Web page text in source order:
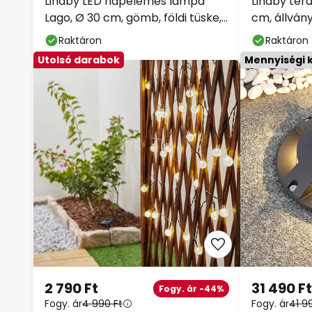
Lago, Ø 30 cm, gömb, földi tüske,
fehér
Raktáron
cm,
Raktáron
Utolsó darabok
2 790 Ft Fogy. ár -44%
Fogy. ár4 990 Ft
Mennyiségi
31 490 Ft
Fogy. ár41